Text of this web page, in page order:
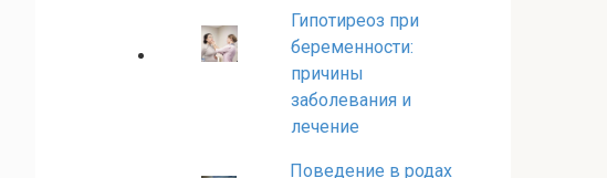
Гипотиреоз при
беременности:
причины
заболевания и
лечение
Поведение в родах